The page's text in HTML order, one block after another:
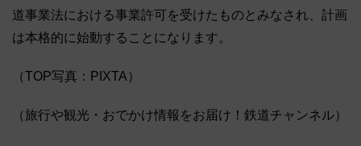
道事業法における事業許可を受けたものとみなされ、計画
は本格的に始動することになります。
（TOP写真：PIXTA）
（旅行や観光・おでかけ情報をお届け！鉄道チャンネル）